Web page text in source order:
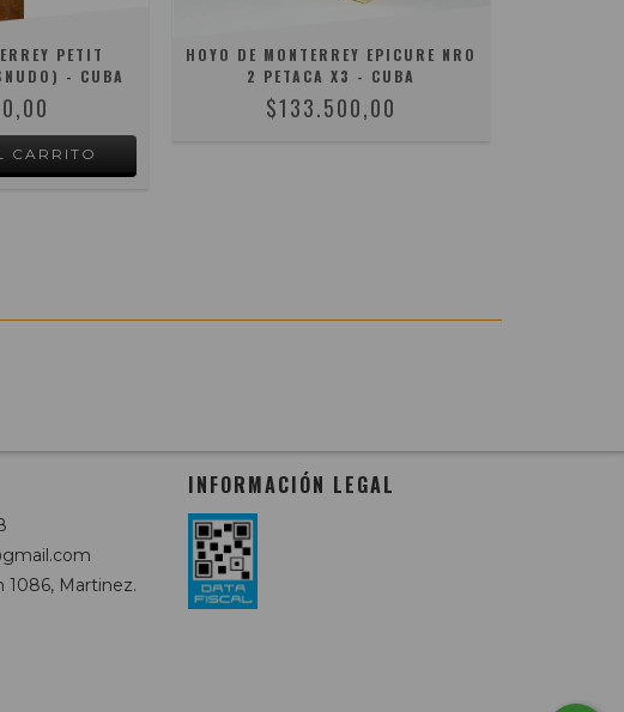
PETIT
- CUBA
HOYO DE MONTERREY EPICURE NRO
2 PETACA X3 - CUBA
$133.500,00
1086, Martinez.
INFORMACIÓN LEGAL